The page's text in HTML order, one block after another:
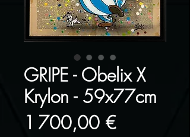
GRIPE - Obelix X
Krylon - 59x77cm
1 700,00 €Prix